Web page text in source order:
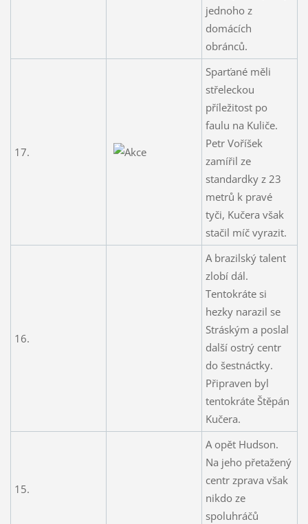
jednoho z
domácích
obránců.
17.
Sparťané měli
střeleckou
příležitost po
faulu na Kuliče.
Petr Voříšek
zamířil ze
standardky z 23
metrů k pravé
tyči, Kučera však
stačil míč vyrazit.
16.
A brazilský talent
zlobí dál.
Tentokráte si
hezky narazil se
Stráským a poslal
další ostrý centr
do šestnáctky.
Připraven byl
tentokráte Štěpán
Kučera.
15.
A opět Hudson.
Na jeho přetažený
centr zprava však
nikdo ze
spoluhráčů